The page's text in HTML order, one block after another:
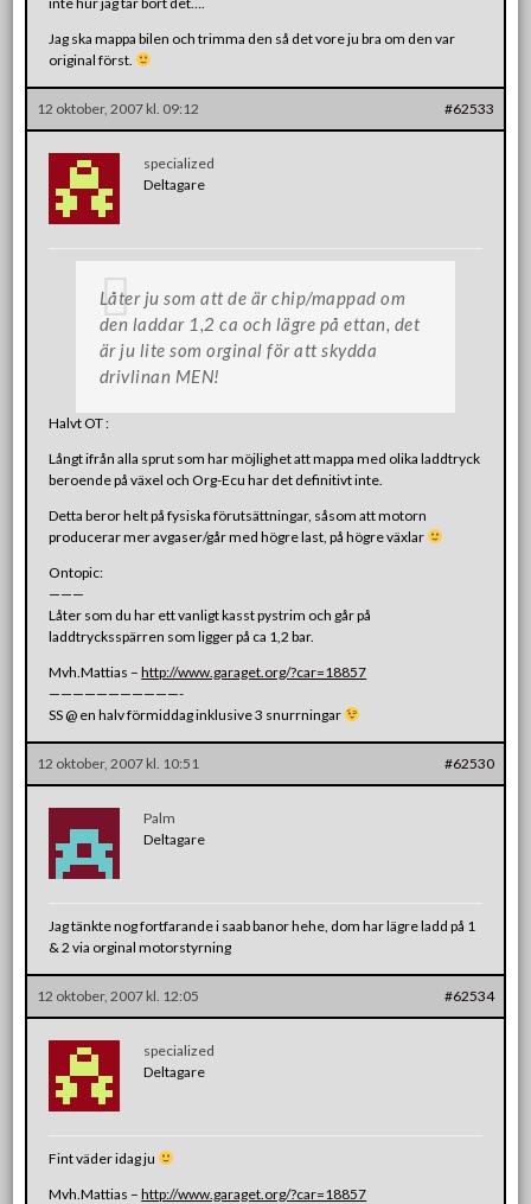
Jag ska mappa bilen och trimma den så det vore ju bra om den var
original först.
12 oktober, 2007 kl. 09:12 #62533
specialized
Deltagare
Låter ju som att de är chip/mappad om
den laddar 1,2 ca och lägre på ettan, det
är ju lite som orginal för att skydda
drivlinan MEN!
Halvt OT :
Långt ifrån alla sprut som har möjlighet att mappa med olika laddtryck
beroende på växel och Org-Ecu har det definitivt inte.
Detta beror helt på fysiska förutsättningar, såsom att motorn
producerar mer avgaser/går med högre last, på högre växlar
Ontopic:
———
Låter som du har ett vanligt kasst pystrim och går på
laddtrycksspärren som ligger på ca 1,2 bar.
Mvh.Mattias –http://www.garaget.org/?car=18857
———————————-
SS @ en halv förmiddag inklusive 3 snurrningar
12 oktober, 2007 kl. 10:51 #62530
Palm
Deltagare
Jag tänkte nog fortfarande i saab banor hehe, dom har lägre ladd på 1
& 2 via orginal motorstyrning
12 oktober, 2007 kl. 12:05 #62534
specialized
Deltagare
Fint väder idag ju
Mvh.Mattias –http://www.garaget.org/?car=18857